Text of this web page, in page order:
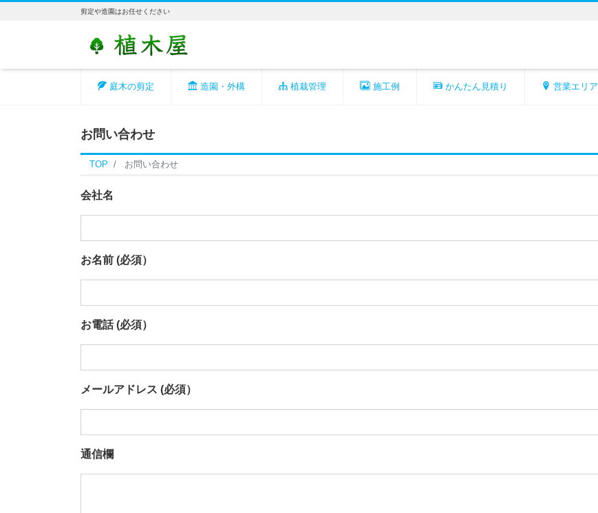
剪定や造園はお任せください
庭木の剪定 造園・外構 植栽管理 施工例 かんたん見積り 営業エリア
お問い合わせ
TOP お問い合わせ
会社名
お名前 (必須）
お電話(必須）
メールアドレス (必須）
通信欄